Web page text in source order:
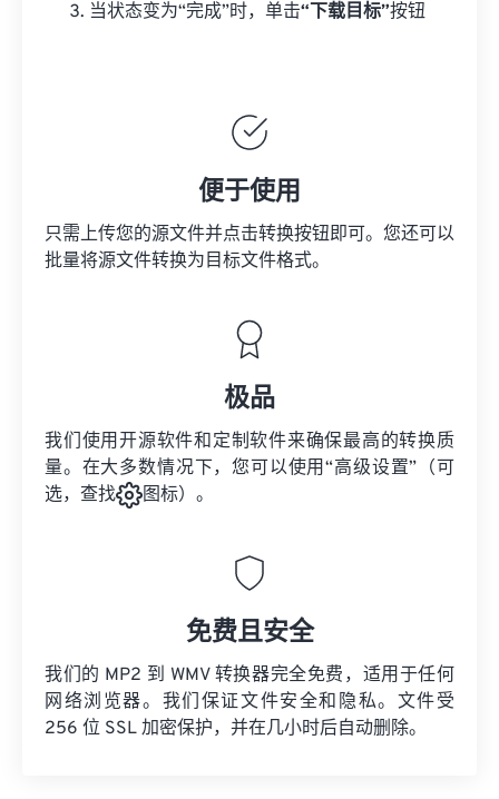
当状态变为“完成”时，单击“下载目标”按钮
便于使用
只需上传您的源文件并点击转换按钮即可。您还可以
批量将源文件转换为目标文件格式。
极品
我们使用开源软件和定制软件来确保最高的转换质
量。在大多数情况下，您可以使用“高级设置”（可
选，查找
图标）。
免费且安全
我们的 MP2 到 WMV 转换器完全免费，适用于任何
网络浏览器。我们保证文件安全和隐私。文件受
256 位 SSL 加密保护，并在几小时后自动删除。